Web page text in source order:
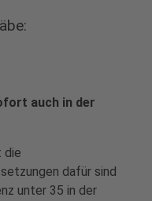
auch in der
die
dafür sind
unter 35 in der